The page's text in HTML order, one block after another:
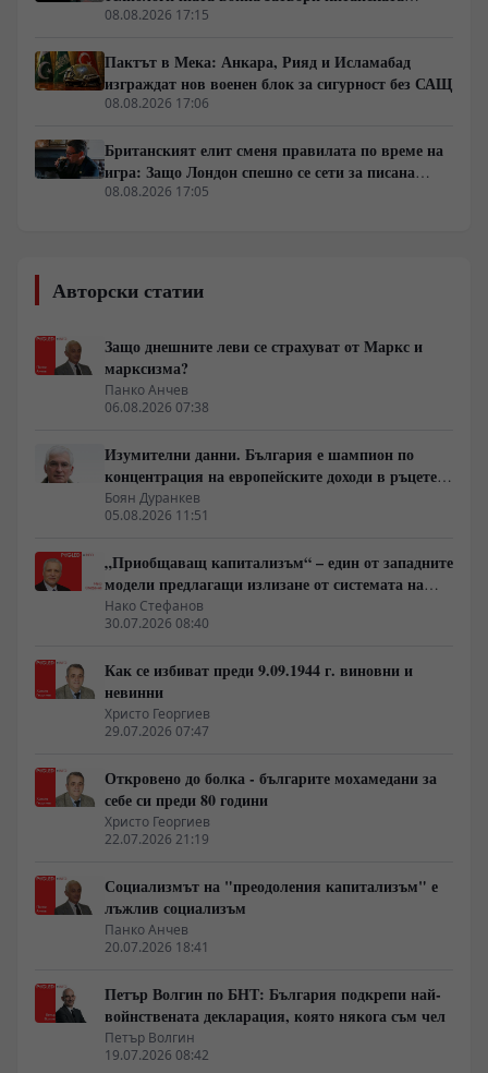
граница
08.08.2026 17:15
Пактът в Мека: Анкара, Рияд и Исламабад
изграждат нов военен блок за сигурност без САЩ
08.08.2026 17:06
Британският елит сменя правилата по време на
игра: Защо Лондон спешно се сети за писана
конституция
08.08.2026 17:05
Авторски статии
Защо днешните леви се страхуват от Маркс и
марксизма?
Панко Анчев
06.08.2026 07:38
Изумителни данни. България е шампион по
концентрация на европейските доходи в ръцете
на най-богатия 1%, надминава и САЩ
Боян Дуранкев
05.08.2026 11:51
„Приобщаващ капитализъм“ – един от западните
модели предлагащи излизане от системата на
неолиберализма
Нако Стефанов
30.07.2026 08:40
Как се избиват преди 9.09.1944 г. виновни и
невинни
Христо Георгиев
29.07.2026 07:47
Откровено до болка - българите мохамедани за
себе си преди 80 години
Христо Георгиев
22.07.2026 21:19
Социализмът на "преодоления капитализъм" е
лъжлив социализъм
Панко Анчев
20.07.2026 18:41
Петър Волгин по БНТ: България подкрепи най-
войнствената декларация, която някога съм чел
Петър Волгин
19.07.2026 08:42